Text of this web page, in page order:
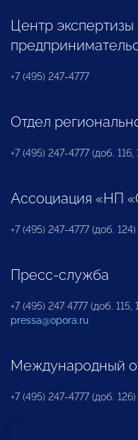
Центр
+7 (495) 247-4777
Отдел
+7 (495) 247-4777 (доб. 116,
Ассоциация «НП
+7 (495) 247-4777 (доб. 124)
Пресс-служба
+7 (495) 247 4777 (доб. 115,
pressa@opora.ru
Международный
+7 (495) 247-4777 (доб. 126)